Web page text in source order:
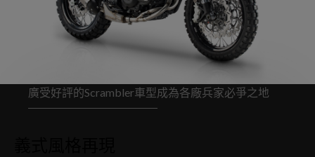
廣受好評的Scrambler車型成為各廠兵家必爭之地